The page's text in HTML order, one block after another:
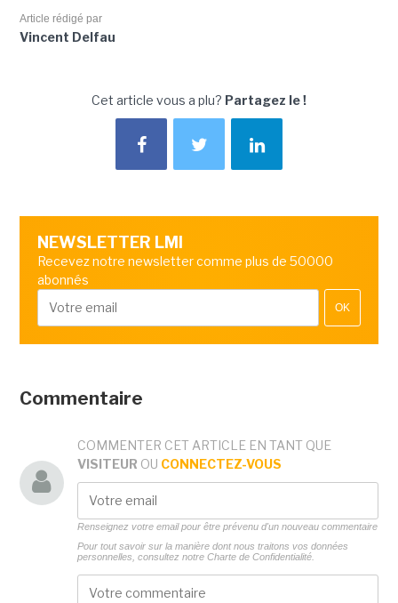
Article rédigé par
Vincent Delfau
Cet article vous a plu? Partagez le !
NEWSLETTER LMI
Recevez notre newsletter comme plus de 50000
abonnés
OK
Commentaire
COMMENTER CET ARTICLE EN TANT QUE
VISITEUR OU CONNECTEZ-VOUS
Renseignez votre email pour être prévenu d'un nouveau commentaire
Pour tout savoir sur la manière dont nous traitons vos données
personnelles, consultez notre Charte de Confidentialité.